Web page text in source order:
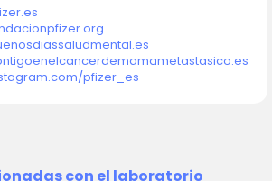
pfizer_es
con el laboratorio